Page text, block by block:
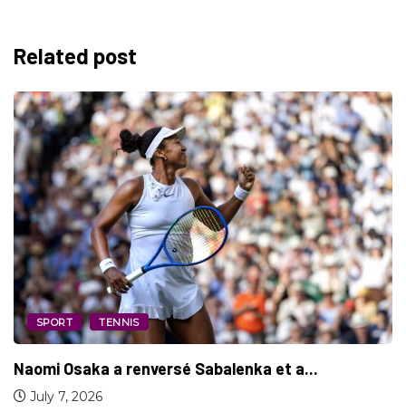
Related post
CULTURE SOCIÉTÉ
Naomi Osaka mobilise des icônes haïtiennes à...
August 22, 2025